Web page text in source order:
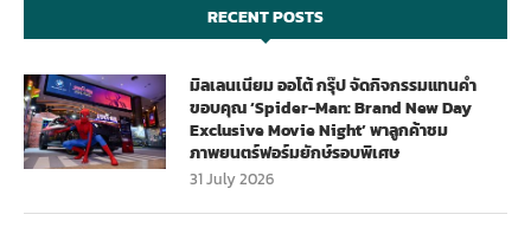
RECENT POSTS
มิลเลนเนียม ออโต้ กรุ๊ป จัดกิจกรรมแทนคำ
ขอบคุณ ‘Spider-Man: Brand New Day
Exclusive Movie Night’ พาลูกค้าชม
ภาพยนตร์ฟอร์มยักษ์รอบพิเศษ
31 July 2026